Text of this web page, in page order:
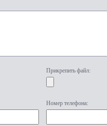
Прикрепить файл:
Номер телефона: